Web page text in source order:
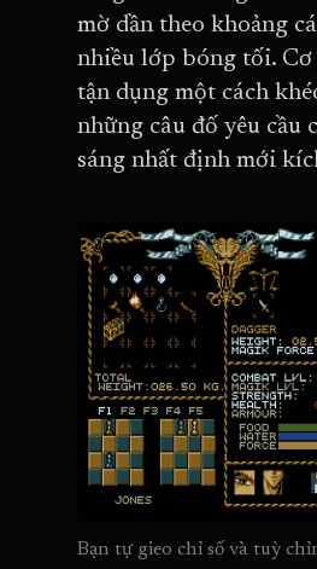
mờ dần theo khoảng
nhiều lớp bóng tối. Cơ
tận dụng một cách
những câu đố yêu cầu
sáng nhất định mới
Bạn tự gieo chỉ số và tuỳ